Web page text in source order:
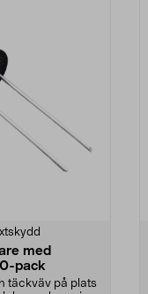
med
pack
täckväv på plats
5 stjärnor